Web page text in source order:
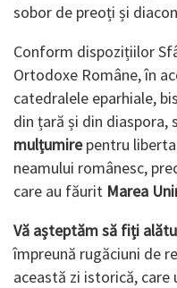
sobor de preoți și
Conform dispozițiilor
Ortodoxe Române, în
catedralele eparhiale,
din țară și din diaspora,
mulțumirepentru
neamului românesc,
care au făurit Marea
Vă așteptăm să fiți
împreună rugăciuni de
această zi istorică,